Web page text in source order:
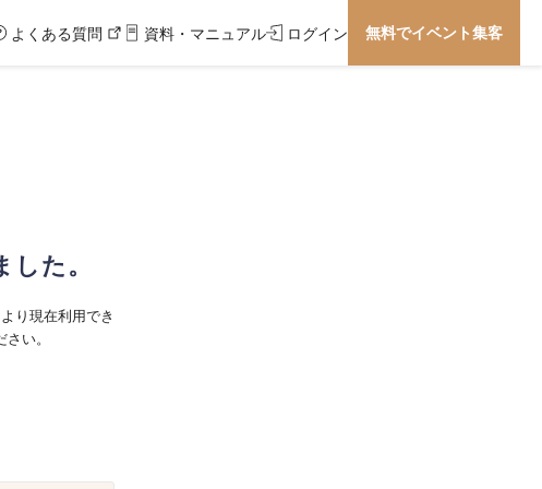
よくある質問 資料・マニュアル ログイン 無料でイベント集客
た。
り現在利用でき
い。